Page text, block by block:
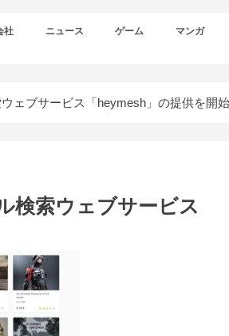
社 ニュース ゲーム マンガ
ェブサービス「heymesh」の提供を開始
検索ウェブサービス